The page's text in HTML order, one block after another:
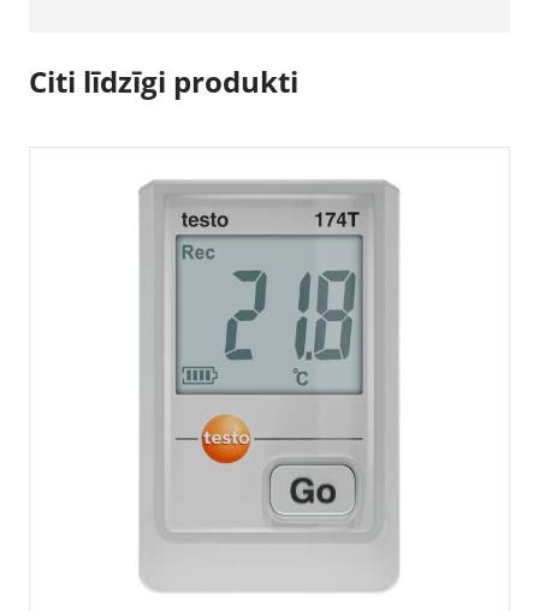
Citi līdzīgi produkti